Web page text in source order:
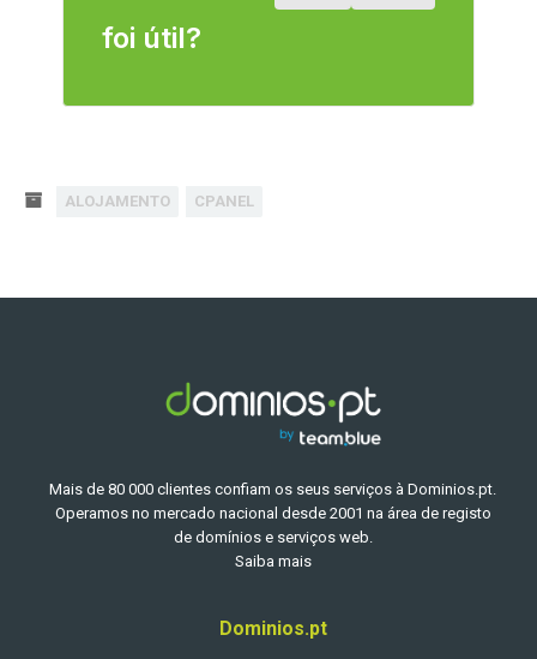
foi útil?
ALOJAMENTO CPANEL
Mais de 80 000 clientes confiam os seus serviços à Dominios.pt.
Operamos no mercado nacional desde 2001 na área de registo
de domínios e serviços web.
Saiba mais
Dominios.pt